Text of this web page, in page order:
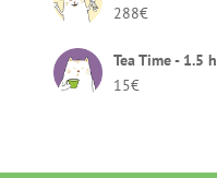
288€
Tea Time - 1.5 h
15€